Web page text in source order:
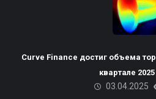
Curve Finance достиг объема
квартале
03.04.2025
Пакистана
использовать